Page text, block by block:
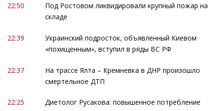
22:50
Под Ростовом ликвидировали крупный пожар на
складе
22:39
Украинский подросток, объявленный Киевом
«похищенным», вступил в ряды ВС РФ
22:37
На трассе Ялта – Кремневка в ДНР произошло
смертельное ДТП
22:25
Диетолог Русакова: повышенное потребление